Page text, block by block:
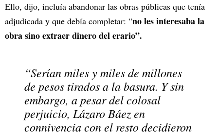
Ello, dijo, incluía abandonar las obras públicas que tenía
adjudicada y que debía completar: “no les interesaba la
obra sino extraer dinero del erario”.
“Serían miles y miles de millones
de pesos tirados a la basura. Y sin
embargo, a pesar del colosal
perjuicio, Lázaro Báez en
connivencia con el resto decidieron